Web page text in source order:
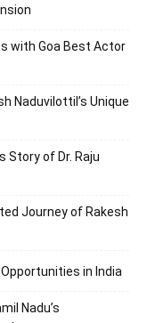
with Goa Best Actor
Naduvilottil’s Unique
Story of Dr. Raju
Journey of Rakesh
in India
Nadu’s